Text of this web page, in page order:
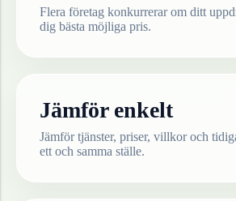
Flera företag konkurrerar om ditt
dig bästa möjliga pris.
Jämför enkelt
Jämför tjänster, priser, villkor och
ett och samma ställe.